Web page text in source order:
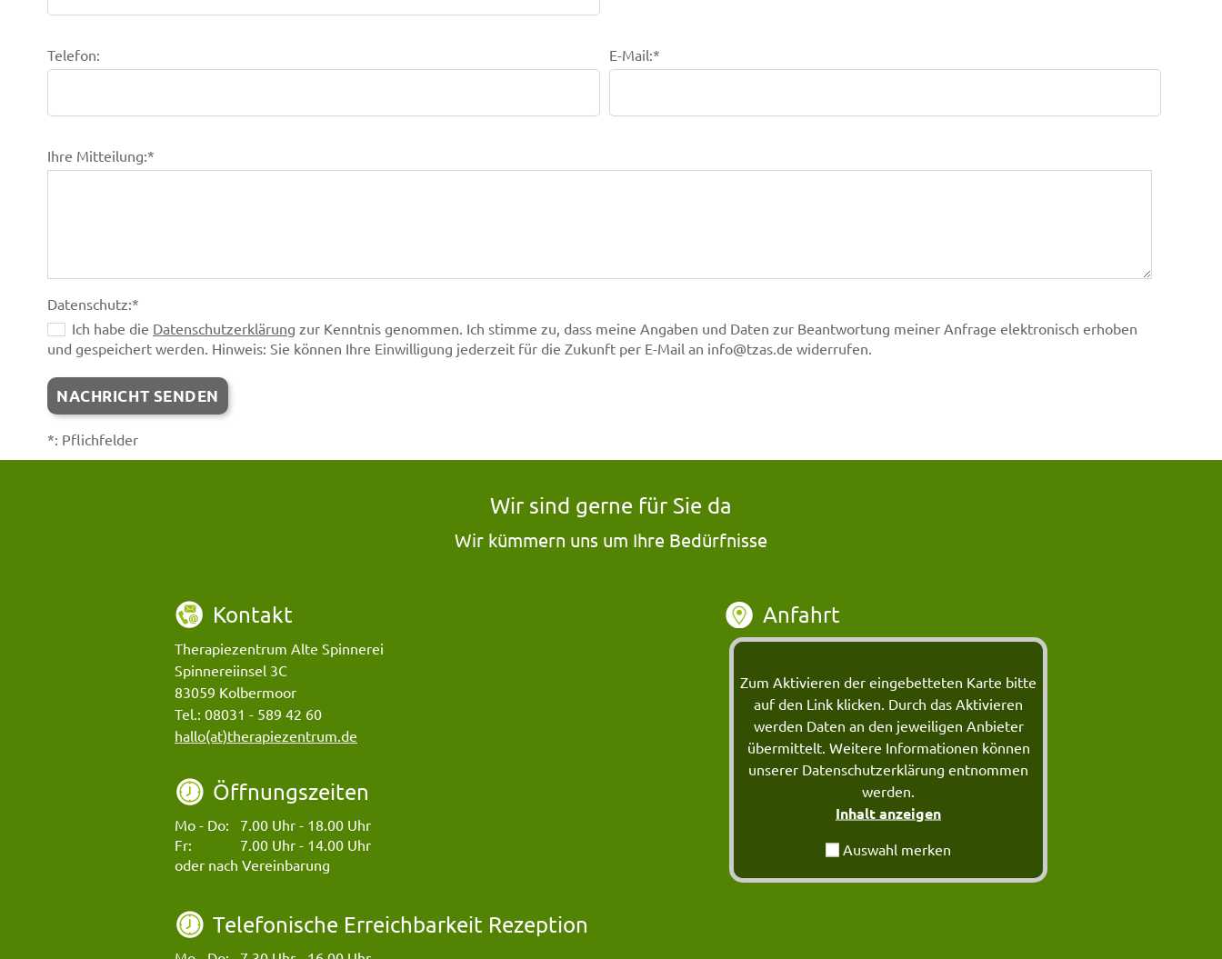
Telefon: E-Mail:*
Ihre Mitteilung:*
Datenschutz:*
Ich habe die Datenschutzerklärung zur Kenntnis genommen. Ich stimme zu, dass meine Angaben und Daten zur Beantwortung meiner Anfrage elektronisch erhoben
und gespeichert werden. Hinweis: Sie können Ihre Einwilligung jederzeit für die Zukunft per E-Mail an info@tzas.de widerrufen.
A
l
*: Pflichfelder
Wir sind gerne für Sie da
Wir kümmern uns um Ihre Bedürfnisse
Kontakt
Therapiezentrum Alte Spinnerei
Spinnereiinsel 3C
83059 Kolbermoor
Tel.: 08031 - 589 42 60
hallo(at)therapiezentrum.de
Öffnungszeiten
Mo - Do:
7.00 Uhr - 18.00 Uhr
Fr:
7.00 Uhr - 14.00 Uhr
oder nach Vereinbarung
Telefonische Erreichbarkeit Rezeption
Anfahrt
Zum Aktivieren der eingebetteten Karte bitte
auf den Link klicken. Durch das Aktivieren
werden Daten an den jeweiligen Anbieter
übermittelt. Weitere Informationen können
unserer Datenschutzerklärung entnommen
werden.
Inhalt anzeigen
Auswahl merken